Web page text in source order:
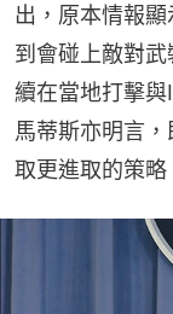
出，原本情報
到會碰上敵對
續在當地打擊
馬蒂斯亦明言
取更進取的策略